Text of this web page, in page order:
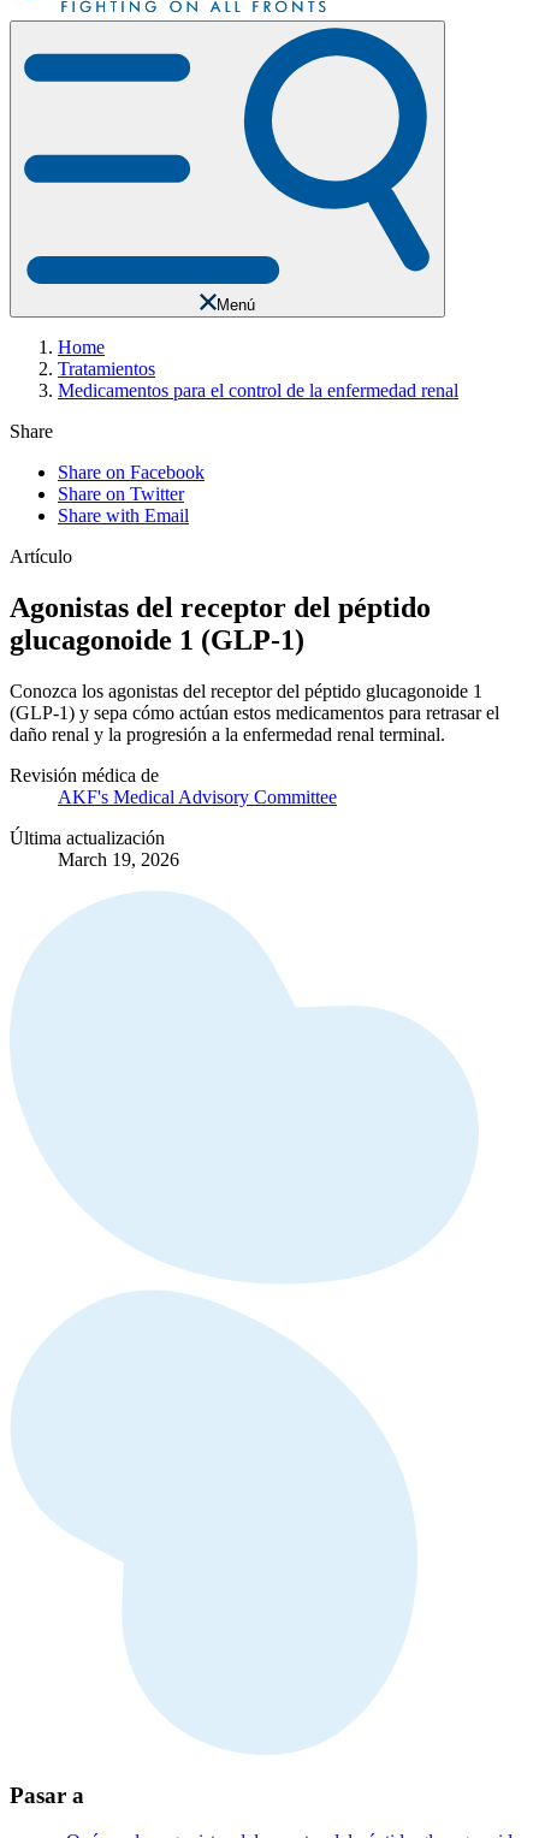
Menú
Home
Tratamientos
Medicamentos para el control de la enfermedad renal
Share
Share on Facebook
Share on Twitter
Share with Email
Artículo
Agonistas del receptor del péptido
glucagonoide 1 (GLP-1)
Conozca los agonistas del receptor del péptido glucagonoide 1
(GLP-1) y sepa cómo actúan estos medicamentos para retrasar el
daño renal y la progresión a la enfermedad renal terminal.
Revisión médica de
AKF's Medical Advisory Committee
Última actualización
March 19, 2026
Pasar a